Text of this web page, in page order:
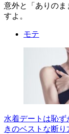
意外と「ありの
すよ。
モテ
水着デートは恥
きのベストな断り